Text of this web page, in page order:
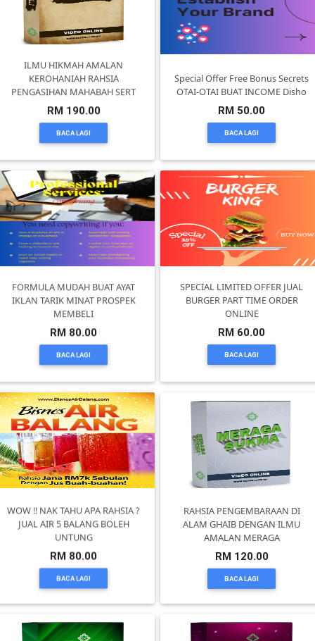
ILMU HIKMAH AMALAN
KEROHANIAH RAHSIA
PENGASIHAN MAHABAH SERT
RM 190.00
BACA LAGI
Special Offer Free Bonus Secrets
OTAI-OTAI BUAT INCOME Disho
RM 50.00
BACA LAGI
FORMULA MUDAH BUAT AYAT
IKLAN TARIK MINAT PROSPEK
MEMBELI
RM 80.00
BACA LAGI
SPECIAL LIMITED OFFER JUAL
BURGER PART TIME ORDER
ONLINE
RM 60.00
BACA LAGI
WOW !! NAK TAHU APA RAHSIA ?
JUAL AIR 5 BALANG BOLEH
UNTUNG
RM 80.00
BACA LAGI
RAHSIA PENGEMBARAAN DI
ALAM GHAIB DENGAN ILMU
AMALAN MERAGA
RM 120.00
BACA LAGI
PERLIS(6)
KUALA
LUMPUR(16)
PUTRAJAYA(9)
LABUAN(2)
MALAYSIA(82)
INDONESIA(1)
SINGAPORE(0)
BRUNEI(0)